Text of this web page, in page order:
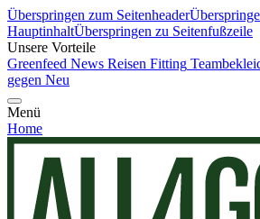
Überspringen zum Seitenheader
HauptinhaltÜberspringen zu Seitenfußzeile
Unsere Vorteile
Greenfeed News Reisen Fitting
gegen Neu
Menü
Home